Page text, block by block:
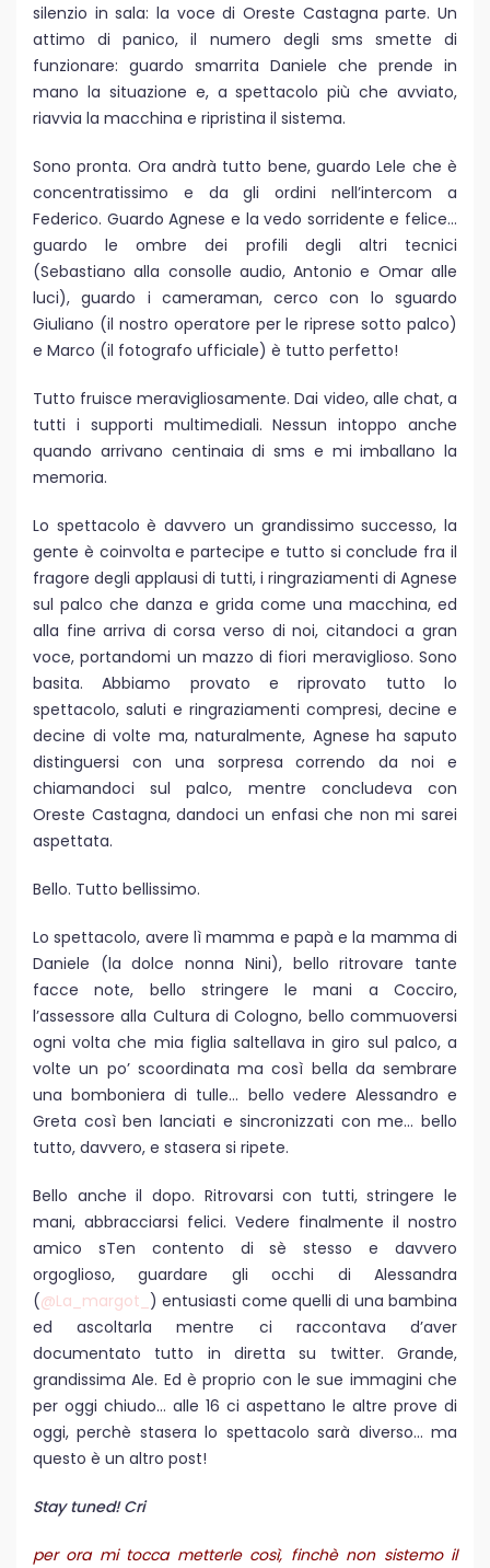
silenzio in sala: la voce di Oreste Castagna parte. Un
attimo di panico, il numero degli sms smette di
funzionare: guardo smarrita Daniele che prende in
mano la situazione e, a spettacolo più che avviato,
riavvia la macchina e ripristina il sistema.
Sono pronta. Ora andrà tutto bene, guardo Lele che è
concentratissimo e da gli ordini nell’intercom a
Federico. Guardo Agnese e la vedo sorridente e felice…
guardo le ombre dei profili degli altri tecnici
(Sebastiano alla consolle audio, Antonio e Omar alle
luci), guardo i cameraman, cerco con lo sguardo
Giuliano (il nostro operatore per le riprese sotto palco)
e Marco (il fotografo ufficiale) è tutto perfetto!
Tutto fruisce meravigliosamente. Dai video, alle chat, a
tutti i supporti multimediali. Nessun intoppo anche
quando arrivano centinaia di sms e mi imballano la
memoria.
Lo spettacolo è davvero un grandissimo successo, la
gente è coinvolta e partecipe e tutto si conclude fra il
fragore degli applausi di tutti, i ringraziamenti di Agnese
sul palco che danza e grida come una macchina, ed
alla fine arriva di corsa verso di noi, citandoci a gran
voce, portandomi un mazzo di fiori meraviglioso. Sono
basita. Abbiamo provato e riprovato tutto lo
spettacolo, saluti e ringraziamenti compresi, decine e
decine di volte ma, naturalmente, Agnese ha saputo
distinguersi con una sorpresa correndo da noi e
chiamandoci sul palco, mentre concludeva con
Oreste Castagna, dandoci un enfasi che non mi sarei
aspettata.
Bello. Tutto bellissimo.
Lo spettacolo, avere lì mamma e papà e la mamma di
Daniele (la dolce nonna Nini), bello ritrovare tante
facce note, bello stringere le mani a Cocciro,
l’assessore alla Cultura di Cologno, bello commuoversi
ogni volta che mia figlia saltellava in giro sul palco, a
volte un po’ scoordinata ma così bella da sembrare
una bomboniera di tulle… bello vedere Alessandro e
Greta così ben lanciati e sincronizzati con me… bello
tutto, davvero, e stasera si ripete.
Bello anche il dopo. Ritrovarsi con tutti, stringere le
mani, abbracciarsi felici. Vedere finalmente il nostro
amico sTen contento di sè stesso e davvero
orgoglioso, guardare gli occhi di Alessandra
(@La_margot_ ) entusiasti come quelli di una bambina
ed ascoltarla mentre ci raccontava d’aver
documentato tutto in diretta su twitter. Grande,
grandissima Ale. Ed è proprio con le sue immagini che
per oggi chiudo… alle 16 ci aspettano le altre prove di
oggi, perchè stasera lo spettacolo sarà diverso… ma
questo è un altro post!
Stay tuned! Cri
per ora mi tocca metterle così, finchè non sistemo il